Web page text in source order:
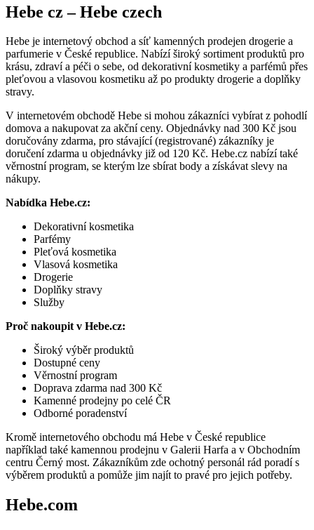
Hebe cz – Hebe czech
Hebe je internetový obchod a síť kamenných prodejen drogerie a
parfumerie v České republice. Nabízí široký sortiment produktů pro
krásu, zdraví a péči o sebe, od dekorativní kosmetiky a parfémů přes
pleťovou a vlasovou kosmetiku až po produkty drogerie a doplňky
stravy.
V internetovém obchodě Hebe si mohou zákazníci vybírat z pohodlí
domova a nakupovat za akční ceny. Objednávky nad 300 Kč jsou
doručovány zdarma, pro stávající (registrované) zákazníky je
doručení zdarma u objednávky již od 120 Kč. Hebe.cz nabízí také
věrnostní program, se kterým lze sbírat body a získávat slevy na
nákupy.
Nabídka Hebe.cz:
Dekorativní kosmetika
Parfémy
Pleťová kosmetika
Vlasová kosmetika
Drogerie
Doplňky stravy
Služby
Proč nakoupit v Hebe.cz:
Široký výběr produktů
Dostupné ceny
Věrnostní program
Doprava zdarma nad 300 Kč
Kamenné prodejny po celé ČR
Odborné poradenství
Kromě internetového obchodu má Hebe v České republice
například také kamennou prodejnu v Galerii Harfa a v Obchodním
centru Černý most. Zákazníkům zde ochotný personál rád poradí s
výběrem produktů a pomůže jim najít to pravé pro jejich potřeby.
Hebe.com